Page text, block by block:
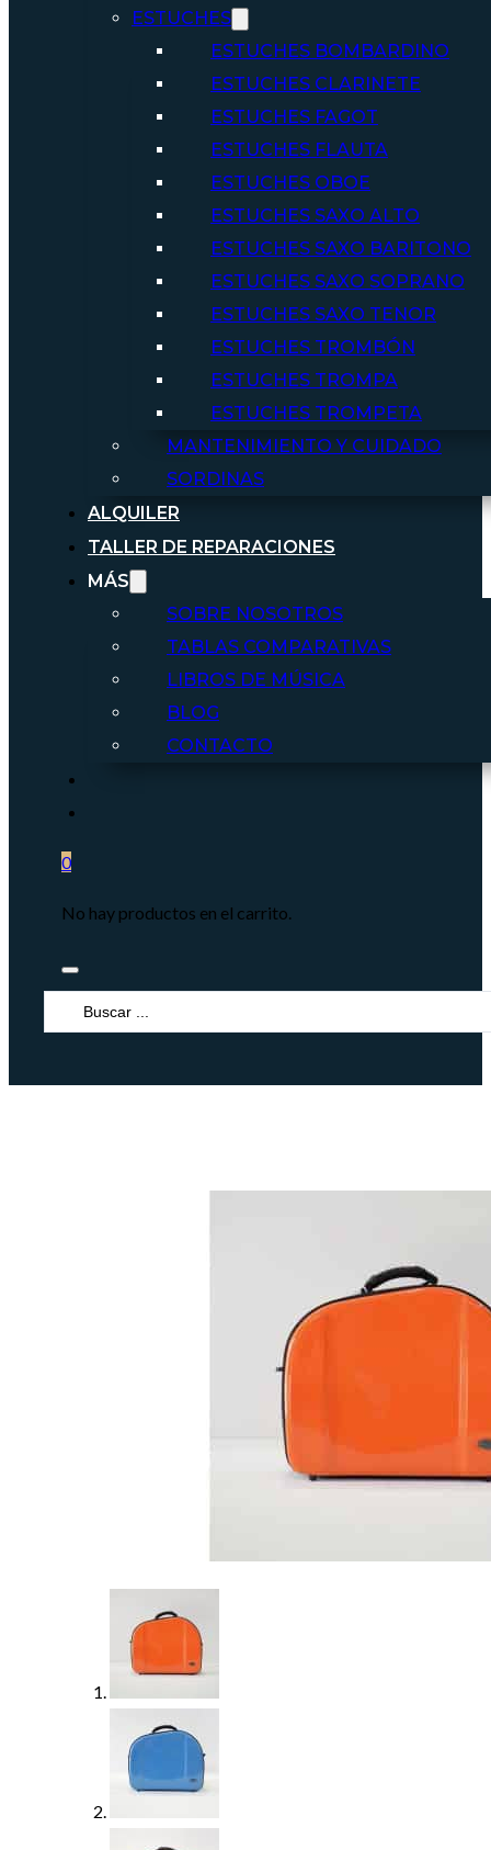
ESTUCHES
ESTUCHES BOMBARDINO
ESTUCHES CLARINETE
ESTUCHES FAGOT
ESTUCHES FLAUTA
ESTUCHES OBOE
ESTUCHES SAXO ALTO
ESTUCHES SAXO BARITONO
ESTUCHES SAXO SOPRANO
ESTUCHES SAXO TENOR
ESTUCHES TROMBÓN
ESTUCHES TROMPA
ESTUCHES TROMPETA
MANTENIMIENTO Y CUIDADO
SORDINAS
ALQUILER
TALLER DE REPARACIONES
MÁS
SOBRE NOSOTROS
TABLAS COMPARATIVAS
LIBROS DE MÚSICA
BLOG
CONTACTO
0
No hay productos en el carrito.
Search
...